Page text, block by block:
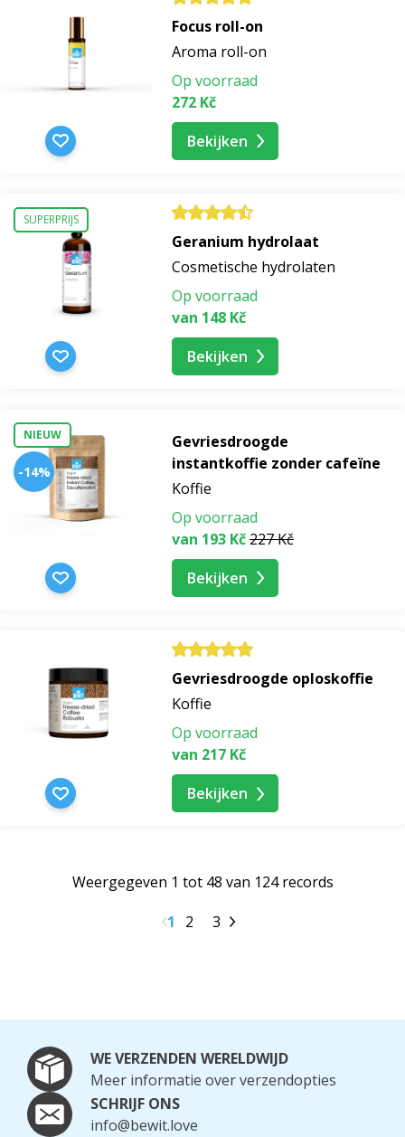
Focus roll-on
Aroma roll-on
Op voorraad
272 Kč
Bekijken
SUPERPRIJS
Geranium hydrolaat
Cosmetische hydrolaten
Op voorraad
van 148 Kč
Bekijken
NIEUW
-14%
Gevriesdroogde
instantkoffie zonder cafeïne
Koffie
Op voorraad
van 193 Kč227 Kč
Bekijken
Gevriesdroogde oploskoffie
Koffie
Op voorraad
van 217 Kč
Bekijken
Weergegeven 1 tot 48 van 124 records
1
2 3
WE VERZENDEN WERELDWIJD
Meer informatie over verzendopties
SCHRIJF ONS
info@bewit.love